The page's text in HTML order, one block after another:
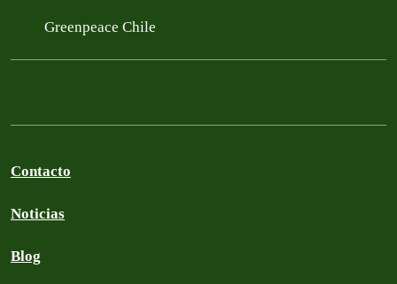
Greenpeace Chile
Contacto
Noticias
Blog